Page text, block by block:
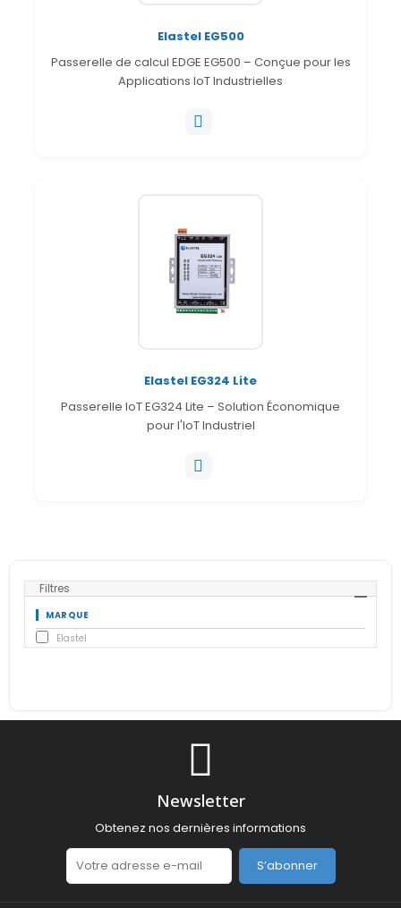
Filtres
MARQUE
Elastel
Elastel EG500
Passerelle de calcul EDGE EG500 – Conçue pour les
Applications IoT Industrielles
Elastel EG324 Lite
Passerelle IoT EG324 Lite – Solution Économique
pour l'IoT Industriel
Newsletter
Obtenez nos dernières informations
S’abonner